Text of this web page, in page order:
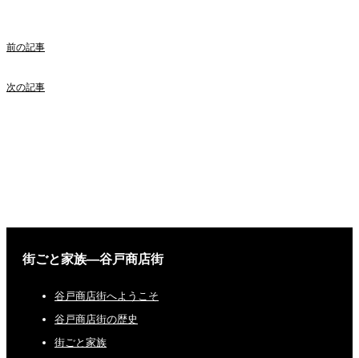
前の記事
次の記事
街ごと家族―谷戸商店街
谷戸商店街へようこそ
谷戸商店街の歴史
街ごと家族